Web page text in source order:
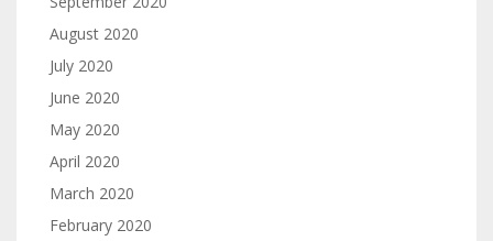
August 2020
July 2020
June 2020
May 2020
April 2020
March 2020
February 2020